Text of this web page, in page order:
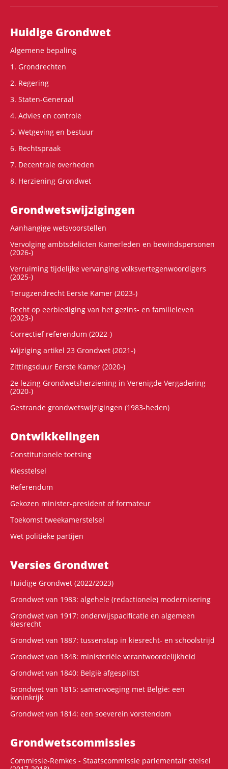
Hoofdnavigatie
Huidige Grondwet
Algemene bepaling
1. Grondrechten
2. Regering
3. Staten-Generaal
4. Advies en controle
5. Wetgeving en bestuur
6. Rechtspraak
7. Decentrale overheden
8. Herziening Grondwet
Grondwets­wijzigingen
Aanhangige wetsvoorstellen
Vervolging ambtsdelicten Kamerleden en bewindspersonen
(2026-)
Verruiming tijdelijke vervanging volksvertegenwoordigers
(2025-)
Terugzendrecht Eerste Kamer (2023-)
Recht op eerbiediging van het gezins- en familieleven
(2023-)
Correctief referendum (2022-)
Wijziging artikel 23 Grondwet (2021-)
Zittingsduur Eerste Kamer (2020-)
2e lezing Grondwetsherziening in Verenigde Vergadering
(2020-)
Gestrande grondwetswijzigingen (1983-heden)
Ontwikke­lingen
Constitutionele toetsing
Kiesstelsel
Referendum
Gekozen minister-president of formateur
Toekomst tweekamerstelsel
Wet politieke partijen
Versies Grondwet
Huidige Grondwet (2022/2023)
Grondwet van 1983: algehele (redactionele) modernisering
Grondwet van 1917: onderwijspacificatie en algemeen
kiesrecht
Grondwet van 1887: tussenstap in kiesrecht- en schoolstrijd
Grondwet van 1848: ministeriële verantwoordelijkheid
Grondwet van 1840: België afgesplitst
Grondwet van 1815: samenvoeging met België: een
koninkrijk
Grondwet van 1814: een soeverein vorstendom
Grondwets­commissies
Commissie-Remkes - Staatscommissie parlementair stelsel